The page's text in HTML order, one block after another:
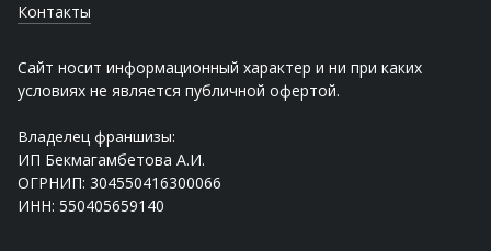
Контакты
Сайт носит информационный характер и ни при каких
условиях не является публичной офертой.
Владелец франшизы:
ИП Бекмагамбетова А.И.
ОГРНИП: 304550416300066
ИНН: 550405659140